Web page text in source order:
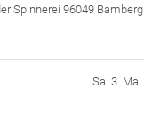
Spinnerei 96049 Bamberg
Sa. 3.